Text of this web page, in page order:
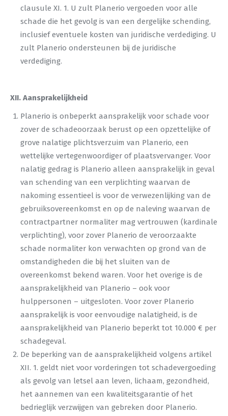
clausule XI. 1. U zult Planerio vergoeden voor alle
schade die het gevolg is van een dergelijke schending,
inclusief eventuele kosten van juridische verdediging. U
zult Planerio ondersteunen bij de juridische
verdediging.
XII. Aansprakelijkheid
Planerio is onbeperkt aansprakelijk voor schade voor
zover de schadeoorzaak berust op een opzettelijke of
grove nalatige plichtsverzuim van Planerio, een
wettelijke vertegenwoordiger of plaatsvervanger. Voor
nalatig gedrag is Planerio alleen aansprakelijk in geval
van schending van een verplichting waarvan de
nakoming essentieel is voor de verwezenlijking van de
gebruiksovereenkomst en op de naleving waarvan de
contractpartner normaliter mag vertrouwen (kardinale
verplichting), voor zover Planerio de veroorzaakte
schade normaliter kon verwachten op grond van de
omstandigheden die bij het sluiten van de
overeenkomst bekend waren. Voor het overige is de
aansprakelijkheid van Planerio – ook voor
hulppersonen – uitgesloten. Voor zover Planerio
aansprakelijk is voor eenvoudige nalatigheid, is de
aansprakelijkheid van Planerio beperkt tot 10.000 € per
schadegeval.
De beperking van de aansprakelijkheid volgens artikel
XII. 1. geldt niet voor vorderingen tot schadevergoeding
als gevolg van letsel aan leven, lichaam, gezondheid,
het aannemen van een kwaliteitsgarantie of het
bedrieglijk verzwijgen van gebreken door Planerio.